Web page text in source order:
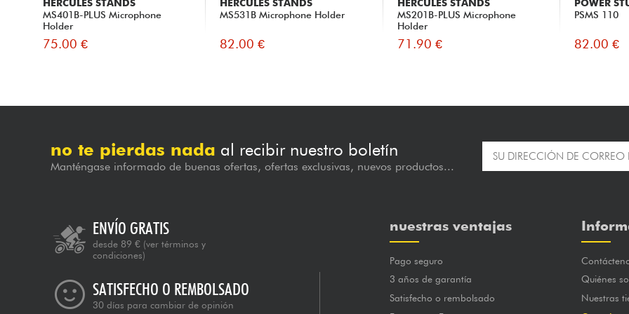
HERCULES STANDS
MS401B-PLUS Microphone
Holder
75.00 €
HERCULES STANDS
MS531B Microphone Holder
82.00 €
HERCULES STANDS
MS201B-PLUS Microphone
Holder
71.90 €
POWER
PSMS 110
82.00 €
no te pierdas nada al recibir nuestro boletín
Manténgase informado de buenas ofertas, ofertas exclusivas, nuevos productos...
ENVÍO GRATIS
desde 89 € (ver términos y
condiciones)
SATISFECHO O REMBOLSADO
30 días para cambiar de opinión
nuestras ventajas
Pago seguro
3 años de garantía
Satisfecho o rembolsado
Quiénes
Nuestras